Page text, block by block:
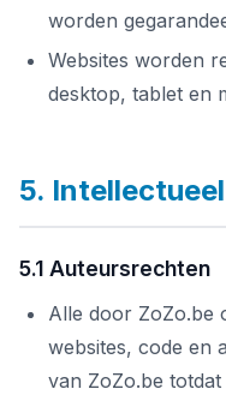
worden
Websites worden
desktop, tablet en
5.
5.1 Auteursrechten
Alle door ZoZo.be
websites, code en
van ZoZo.be